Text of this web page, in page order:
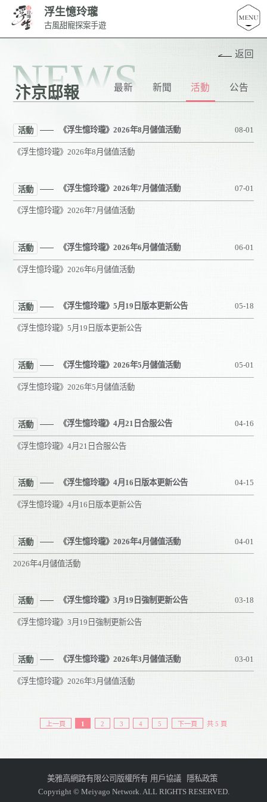
浮生憶玲瓏
古風甜寵探案手遊
NEWS
汴京邸報
返回
最新 新聞 活動 公告
活動 08-01
《浮生憶玲瓏》2026年8月儲值活動
《浮生憶玲瓏》2026年8月儲值活動
活動 07-01
《浮生憶玲瓏》2026年7月儲值活動
《浮生憶玲瓏》2026年7月儲值活動
活動 06-01
《浮生憶玲瓏》2026年6月儲值活動
《浮生憶玲瓏》2026年6月儲值活動
活動 05-18
《浮生憶玲瓏》5月19日版本更新公告
《浮生憶玲瓏》5月19日版本更新公告
活動 05-01
《浮生憶玲瓏》2026年5月儲值活動
《浮生憶玲瓏》2026年5月儲值活動
活動 04-16
《浮生憶玲瓏》4月21日合服公告
《浮生憶玲瓏》4月21日合服公告
活動 04-15
《浮生憶玲瓏》4月16日版本更新公告
《浮生憶玲瓏》4月16日版本更新公告
活動 04-01
《浮生憶玲瓏》2026年4月儲值活動
2026年4月儲值活動
活動 03-18
《浮生憶玲瓏》3月19日強制更新公告
《浮生憶玲瓏》3月19日強制更新公告
活動 03-01
《浮生憶玲瓏》2026年3月儲值活動
《浮生憶玲瓏》2026年3月儲值活動
上一頁 1 2 3 4 5 下一頁 共 5 頁
美雅高網路有限公司版權所有 用戶協議
隱私政策
Copyright © Meiyago Network. ALL RIGHTS RESERVED.